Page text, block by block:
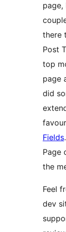
there
Post
top
page
did
Fields
Page
the
Feel
dev